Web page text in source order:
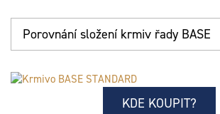
Porovnání složení krmiv řady BASE
KDE KOUPIT?